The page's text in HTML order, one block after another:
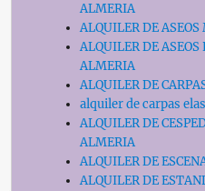
ALMERIA
ALQUILER DE
ALQUILER DE ASEOS
ALMERIA
ALQUILER DE
alquiler de carpas
ALQUILER DE
ALMERIA
ALQUILER DE
ALQUILER DE